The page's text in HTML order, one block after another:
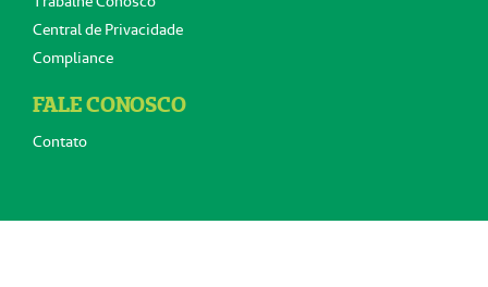
Central de Privacidade
Compliance
FALE CONOSCO
Contato